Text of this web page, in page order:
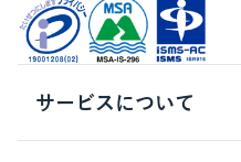
サービスについて